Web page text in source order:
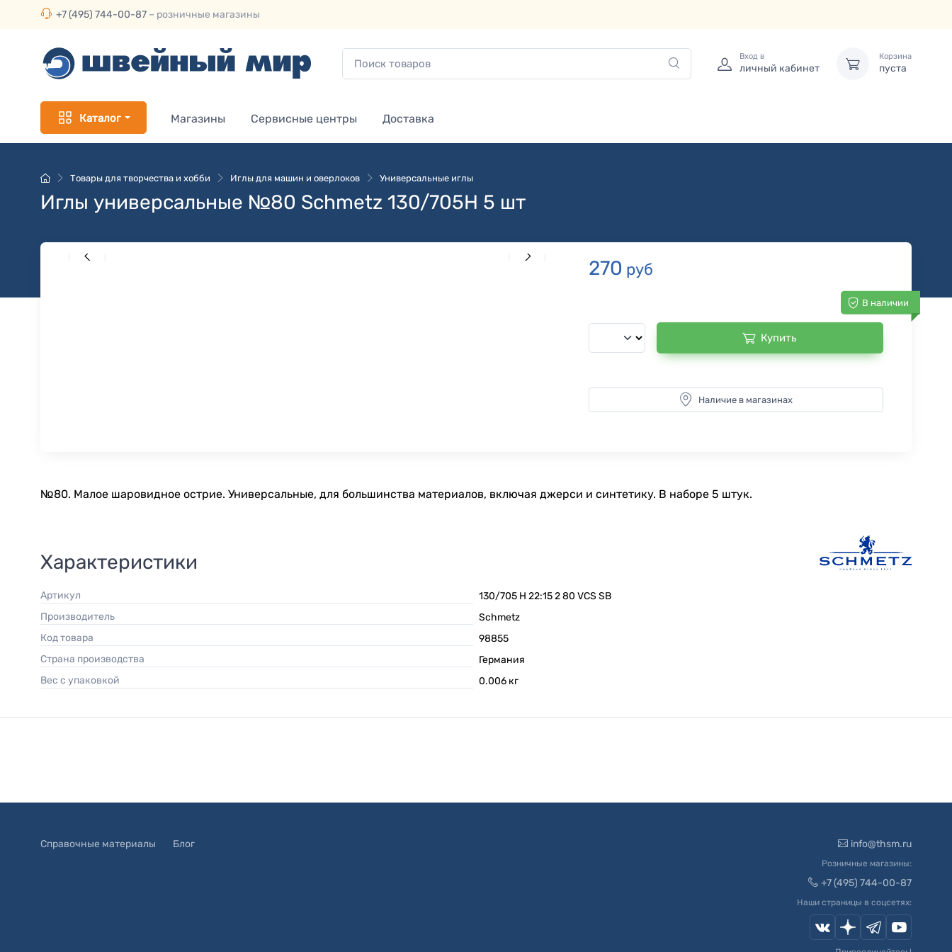
+7 (495) 744-00-87 – розничные магазины
Вход в
личный кабинет
Корзина
пуста
Каталог Магазины Сервисные центры Доставка
Товары для творчества и хобби Иглы для машин и оверлоков Универсальные иглы
Иглы универсальные №80 Schmetz 130/705H 5 шт
270 руб
В наличии
Купить
Наличие в магазинах
№80. Малое шаровидное острие. Универсальные, для большинства материалов, включая джерси и синтетику. В наборе 5 штук.
Характеристики
Артикул
130/705 H 22:15 2 80 VCS SB
Производитель
Schmetz
Код товара
98855
Страна производства
Германия
Вес с упаковкой
0.006 кг
Справочные материалы Блог info@thsm.ru
Розничные магазины:
+7 (495) 744-00-87
Наши страницы в соцсетях: